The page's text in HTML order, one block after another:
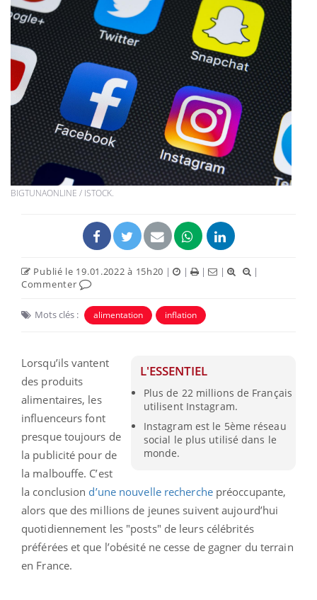
BIGTUNAONLINE / ISTOCK.
Publié le 19.01.2022 à 15h20 | | | |
|
Commenter
Mots clés : alimentation inflation
L'ESSENTIEL
Plus de 22 millions de Français
utilisent Instagram.
Instagram est le 5ème réseau
social le plus utilisé dans le
monde.
Lorsqu’ils vantent
des produits
alimentaires, les
influenceurs font
presque toujours de
la publicité pour de
la malbouffe. C’est
la conclusion d’une nouvelle recherchepréoccupante,
alors que des millions de jeunes suivent aujourd’hui
quotidiennement les "posts" de leurs célébrités
préférées et que l’obésité ne cesse de gagner du terrain
en France.